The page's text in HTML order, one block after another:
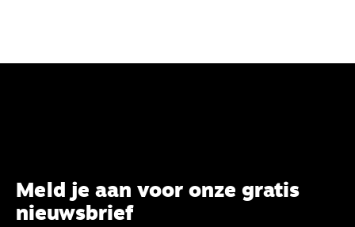
Meld je aan voor onze gratis
nieuwsbrief